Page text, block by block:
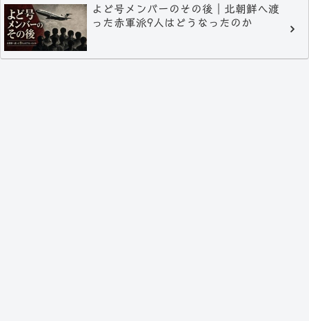
よど号メンバーのその後｜北朝鮮へ渡
った赤軍派9人はどうなったのか